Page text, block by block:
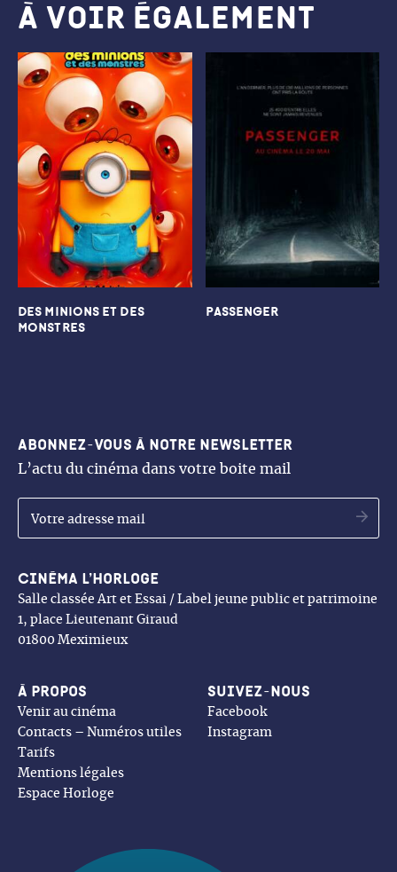
À voir également
DES MINIONS ET DES
MONSTRES
PASSENGER
Cinéma l’Horloge
Salle classée Art et Essai / Label jeune public et patrimoine
1, place Lieutenant Giraud
01800 Meximieux
Abonnez-vous à notre newsletter
L’actu du cinéma dans votre boite mail
À propos
Venir au cinéma
Contacts – Numéros utiles
Tarifs
Mentions légales
Espace Horloge
Suivez-nous
Facebook
Instagram